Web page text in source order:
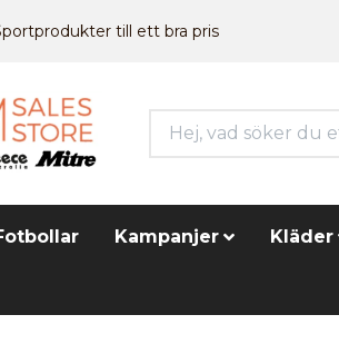
till ett bra pris
Kampanjer Kläder